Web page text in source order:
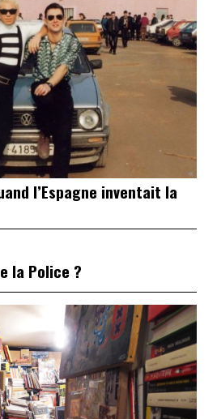
l’Espagne inventait la
la Police ?